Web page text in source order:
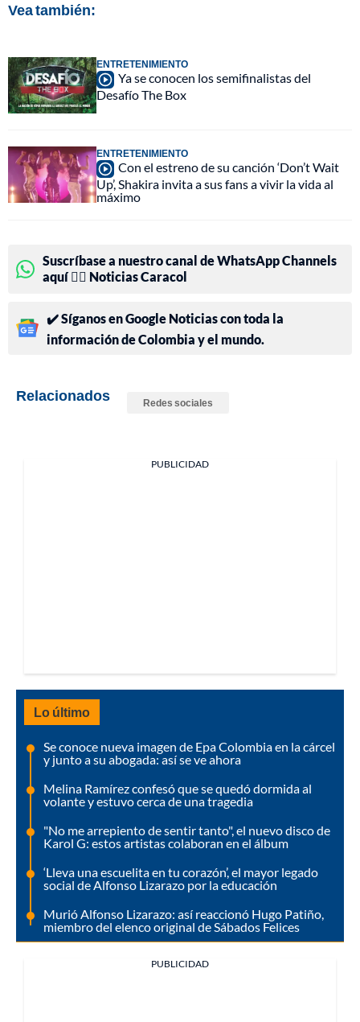
Vea también:
ENTRETENIMIENTO
Ya se conocen los semifinalistas del
Desafío The Box
ENTRETENIMIENTO
Con el estreno de su canción ‘Don’t Wait
Up’, Shakira invita a sus fans a vivir la vida al
máximo
Suscríbase a nuestro canal de WhatsApp Channels
aquí 👉🏻 Noticias Caracol
✔️ Síganos en Google Noticias con toda la
información de Colombia y el mundo.
Relacionados Redes sociales
PUBLICIDAD
Lo último
Se conoce nueva imagen de Epa Colombia en la cárcel
y junto a su abogada: así se ve ahora
Melina Ramírez confesó que se quedó dormida al
volante y estuvo cerca de una tragedia
"No me arrepiento de sentir tanto", el nuevo disco de
Karol G: estos artistas colaboran en el álbum
‘Lleva una escuelita en tu corazón’, el mayor legado
social de Alfonso Lizarazo por la educación
Murió Alfonso Lizarazo: así reaccionó Hugo Patiño,
miembro del elenco original de Sábados Felices
PUBLICIDAD